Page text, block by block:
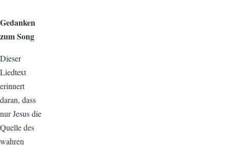
Gedanken
zum Song
Dieser
Liedtext
erinnert
daran, dass
nur Jesus die
Quelle des
wahren